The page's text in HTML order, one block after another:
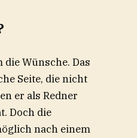
Wünsche. Das
Seite, die nicht
er als Redner
Doch die
nach einem